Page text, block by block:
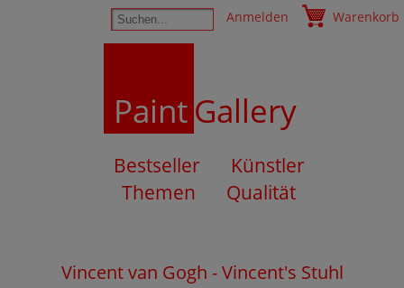
Anmelden Warenkorb
PaintGallery
Bestseller
Künstler
Themen
Qualität
Vincent van Gogh - Vincent's Stuhl